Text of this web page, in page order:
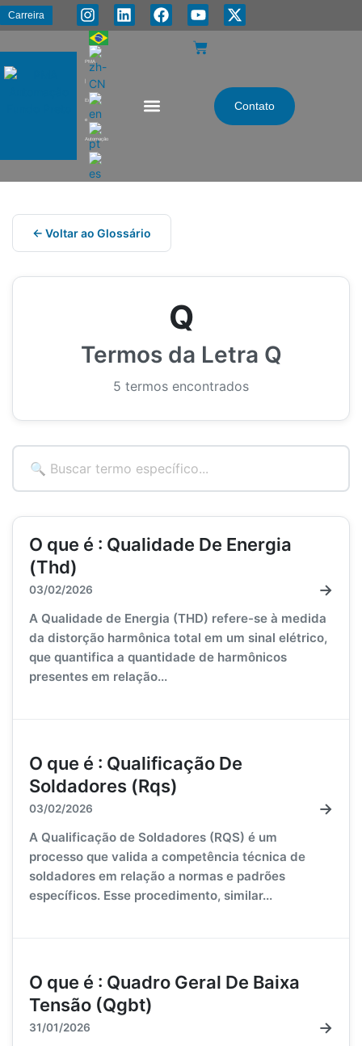
Carreira
PMA
|
Energia
e
Automação
Contato
← Voltar ao Glossário
Q
Termos da Letra Q
5 termos encontrados
O que é : Qualidade De Energia
(Thd)
03/02/2026 →
A Qualidade de Energia (THD) refere-se à medida
da distorção harmônica total em um sinal elétrico,
que quantifica a quantidade de harmônicos
presentes em relação...
O que é : Qualificação De
Soldadores (Rqs)
03/02/2026 →
A Qualificação de Soldadores (RQS) é um
processo que valida a competência técnica de
soldadores em relação a normas e padrões
específicos. Esse procedimento, similar...
O que é : Quadro Geral De Baixa
Tensão (Qgbt)
31/01/2026 →